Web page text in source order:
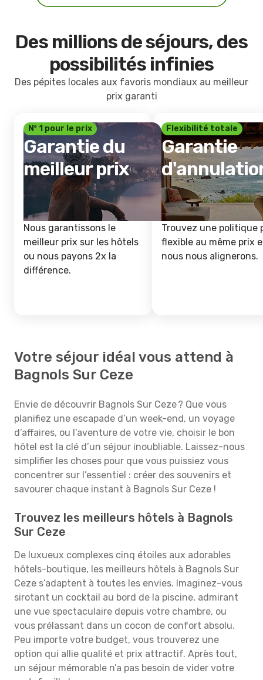
Des millions de séjours, des
possibilités infinies
Des pépites locales aux favoris mondiaux au meilleur
prix garanti
Nº 1 pour le prix
Garantie du
meilleur prix
Nous garantissons le
meilleur prix sur les hôtels
ou nous payons 2x la
différence.
Flexibilité totale
Garantie
Trouvez une politique
flexible au même prix
nous nous alignerons.
Votre séjour idéal vous attend à
Bagnols Sur Ceze
Envie de découvrir Bagnols Sur Ceze ? Que vous
planifiez une escapade d’un week-end, un voyage
d’affaires, ou l’aventure de votre vie, choisir le bon
hôtel est la clé d’un séjour inoubliable. Laissez-nous
simplifier les choses pour que vous puissiez vous
concentrer sur l’essentiel : créer des souvenirs et
savourer chaque instant à Bagnols Sur Ceze !
Trouvez les meilleurs hôtels à Bagnols
Sur Ceze
De luxueux complexes cinq étoiles aux adorables
hôtels-boutique, les meilleurs hôtels à Bagnols Sur
Ceze s’adaptent à toutes les envies. Imaginez-vous
sirotant un cocktail au bord de la piscine, admirant
une vue spectaculaire depuis votre chambre, ou
vous prélassant dans un cocon de confort absolu.
Peu importe votre budget, vous trouverez une
option qui allie qualité et prix attractif. Après tout,
un séjour mémorable n’a pas besoin de vider votre